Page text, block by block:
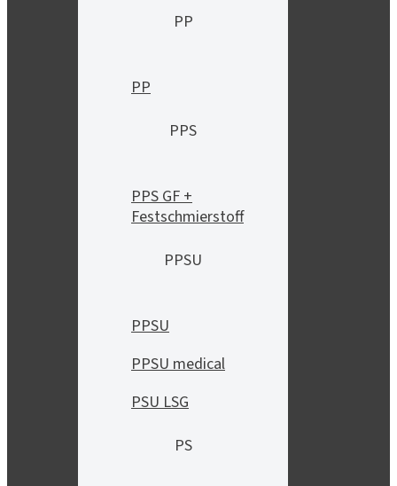
PP
PP
PPS
PPS GF +
Festschmierstoff
PPSU
PPSU
PPSU medical
PSU LSG
PS